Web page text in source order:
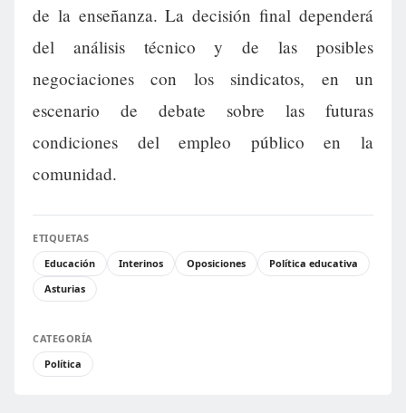
de la enseñanza. La decisión final dependerá
del análisis técnico y de las posibles
negociaciones con los sindicatos, en un
escenario de debate sobre las futuras
condiciones del empleo público en la
comunidad.
ETIQUETAS
Educación
Interinos Oposiciones
Política educativa
Asturias
CATEGORÍA
Política